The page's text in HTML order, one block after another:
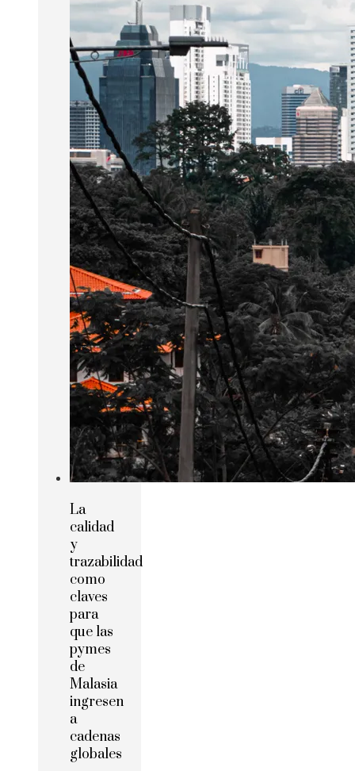
La
calidad
y
trazabilidad
como
claves
para
que las
pymes
de
Malasia
ingresen
a
cadenas
globales